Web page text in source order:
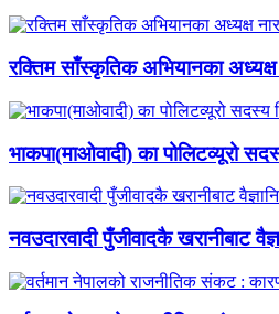
रक्तिम साँस्कृतिक अभियानका अध्यक्ष
भाकपा(माओवादी) का पोलिटव्यूरो
नवउदारवादी पुँजीवादकै खरानीबाट